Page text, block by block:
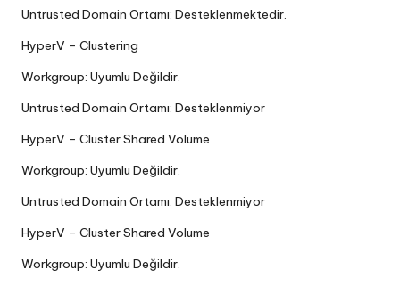
Untrusted Domain Ortamı: Desteklenmektedir.
HyperV – Clustering
Workgroup: Uyumlu Değildir.
Untrusted Domain Ortamı: Desteklenmiyor
HyperV – Cluster Shared Volume
Workgroup: Uyumlu Değildir.
Untrusted Domain Ortamı: Desteklenmiyor
HyperV – Cluster Shared Volume
Workgroup: Uyumlu Değildir.